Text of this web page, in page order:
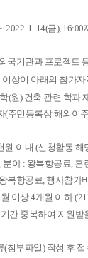
2022. 1. 14(금), 16:00
국기관과 프로젝트
이상이 아래의 참가자
(원) 건축 관련 학과
(주민등록상 해외이
원 이내 (신청활동 해
야 : 왕복항공료, 훈
복항공료,행사참가
이상4개월 이하
간 중복하여 지원
(첨부파일) 작성 후